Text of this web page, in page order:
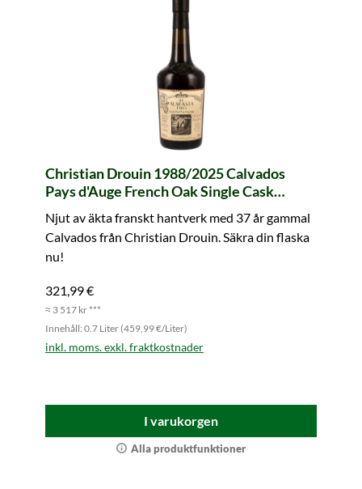
Christian Drouin 1988/2025 Calvados
Pays d'Auge French Oak Single Cask
Njut av äkta franskt hantverk med 37 år gammal
Calvados från Christian Drouin. Säkra din flaska
nu!
321,99 €
≈ 3 517 kr ***
Innehåll: 0.7 Liter (459,99 €/Liter)
inkl. moms. exkl. fraktkostnader
I varukorgen
Alla produktfunktioner